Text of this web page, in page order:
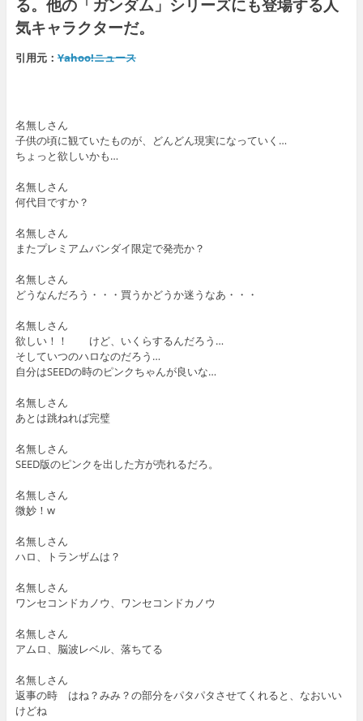
る。他の「ガンダム」シリーズにも登場する人
気キャラクターだ。
引用元： Yahoo!ニュース
名無しさん
子供の頃に観ていたものが、どんどん現実になっていく…
ちょっと欲しいかも…
名無しさん
何代目ですか？
名無しさん
またプレミアムバンダイ限定で発売か？
名無しさん
どうなんだろう・・・買うかどうか迷うなあ・・・
名無しさん
欲しい！！ けど、いくらするんだろう…
そしていつのハロなのだろう…
自分はSEEDの時のピンクちゃんが良いな…
名無しさん
あとは跳ねれば完璧
名無しさん
SEED版のピンクを出した方が売れるだろ。
名無しさん
微妙！w
名無しさん
ハロ、トランザムは？
名無しさん
ワンセコンドカノウ、ワンセコンドカノウ
名無しさん
アムロ、脳波レベル、落ちてる
名無しさん
返事の時 はね？みみ？の部分をパタパタさせてくれると、なおいい
けどね